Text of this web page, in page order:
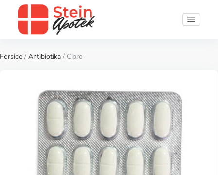
Forside / Antibiotika / Cipro